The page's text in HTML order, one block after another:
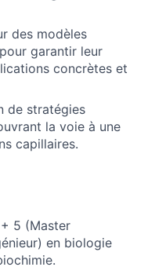
des modèles
garantir leur
concrètes et
de stratégies
la voie à une
capillaires.
5 (Master
en biologie